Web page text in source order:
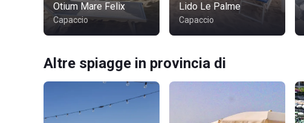
Otium Mare Felix
Capaccio
Lido Le Palme
Capaccio
Altre spiagge in provincia di